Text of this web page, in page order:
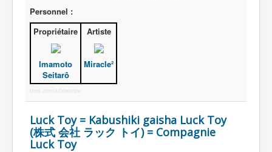
Personnel :
Propriétaire
Imamoto
Seitarô
Artiste
Miracle²
More Joomla Extensions
Luck Toy = Kabushiki gaisha Luck Toy
(株式 会社 ラック トイ) = Compagnie
Luck Toy